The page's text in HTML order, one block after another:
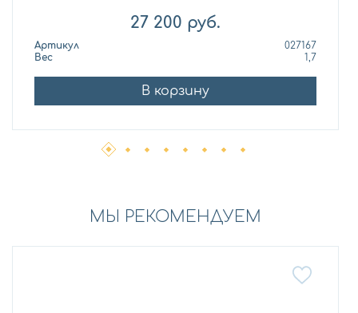
27 200 руб.
Артикул
027167
Вес
1,7
В корзину
МЫ РЕКОМЕНДУЕМ